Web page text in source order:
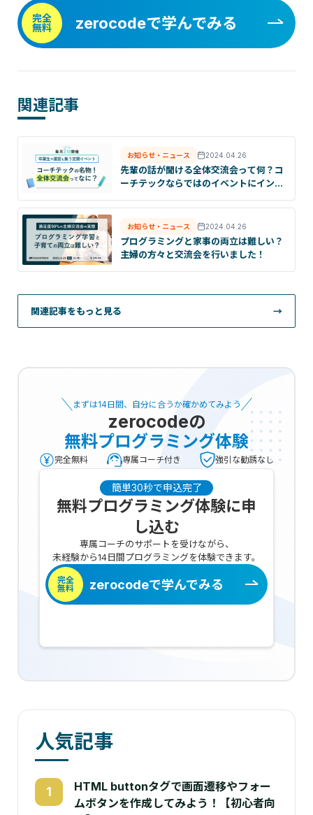
完全
無料
zerocodeで学んでみる
関連記事
お知らせ・ニュース 2024.04.26
先輩の話が聞ける全体交流会って何？コ
ーチテックならではのイベントにインタ
お知らせ・ニュース 2024.04.26
プログラミングと家事の両立は難しい？
主婦の方々と交流会を行いました！
関連記事をもっと見る →
まずは14日間、自分に合うか確かめてみよう
zerocodeの
無料プログラミング体験
完全無料 専属コーチ付き 強引な勧誘なし
簡単30秒で申込完了
無料プログラミング体験に申
し込む
専属コーチのサポートを受けながら、
未経験から14日間プログラミングを体験できます。
完全
無料
zerocodeで学んでみる
人気記事
1
HTML buttonタグで画面遷移やフォー
ムボタンを作成してみよう！【初心者向